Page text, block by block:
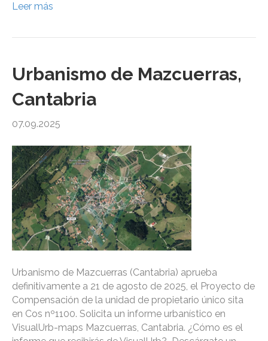
Leer más
Urbanismo de Mazcuerras,
Cantabria
07.09.2025
Urbanismo de Mazcuerras (Cantabria) aprueba
definitivamente a 21 de agosto de 2025, el Proyecto de
Compensación de la unidad de propietario único sita
en Cos nº1100. Solicita un informe urbanístico en
VisualUrb-maps Mazcuerras, Cantabria. ¿Cómo es el